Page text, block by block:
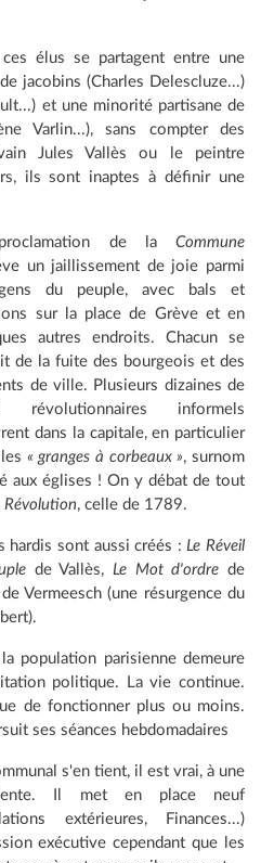
élus se partagent entre une
jacobins (Charles Delescluze...)
et une minorité partisane de
Varlin...), sans compter des
Jules Vallès ou le peintre
ils sont inaptes à définir une
de la Commune
un jaillissement de joie parmi
du peuple, avec bals et
sur la place de Grève et en
autres endroits. Chacun se
de la fuite des bourgeois et des
de ville. Plusieurs dizaines de
révolutionnaires informels
dans la capitale, en particulier
« granges à corbeaux », surnom
aux églises ! On y débat de tout
Révolution, celle de 1789.
hardis sont aussi créés : Le Réveil
de Vallès, Le Mot d'ordre de
de Vermeesch (une résurgence du
population parisienne demeure
politique. La vie continue.
de fonctionner plus ou moins.
ses séances hebdomadaires
s'en tient, il est vrai, à une
Il met en place neuf
extérieures, Finances...)
exécutive cependant que les